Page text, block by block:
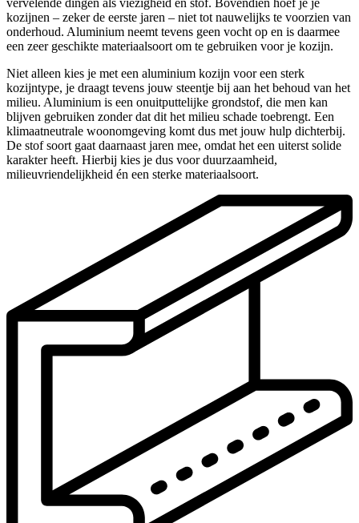
vervelende dingen als viezigheid en stof. Bovendien hoef je je
kozijnen – zeker de eerste jaren – niet tot nauwelijks te voorzien van
onderhoud. Aluminium neemt tevens geen vocht op en is daarmee
een zeer geschikte materiaalsoort om te gebruiken voor je kozijn.
Niet alleen kies je met een aluminium kozijn voor een sterk
kozijntype, je draagt tevens jouw steentje bij aan het behoud van het
milieu. Aluminium is een onuitputtelijke grondstof, die men kan
blijven gebruiken zonder dat dit het milieu schade toebrengt. Een
klimaatneutrale woonomgeving komt dus met jouw hulp dichterbij.
De stof soort gaat daarnaast jaren mee, omdat het een uiterst solide
karakter heeft. Hierbij kies je dus voor duurzaamheid,
milieuvriendelijkheid én een sterke materiaalsoort.